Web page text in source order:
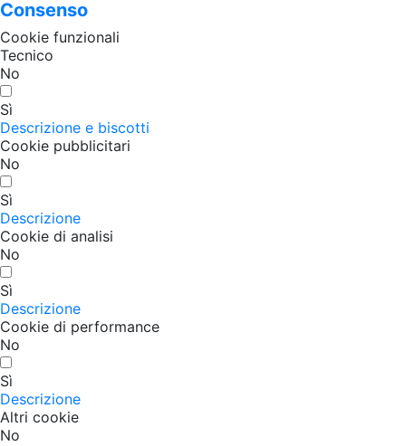
Consenso
Cookie funzionali
Tecnico
No
Sì
Descrizione e biscotti
Cookie pubblicitari
No
Sì
Descrizione
Cookie di analisi
No
Sì
Descrizione
Cookie di performance
No
Sì
Descrizione
Altri cookie
No